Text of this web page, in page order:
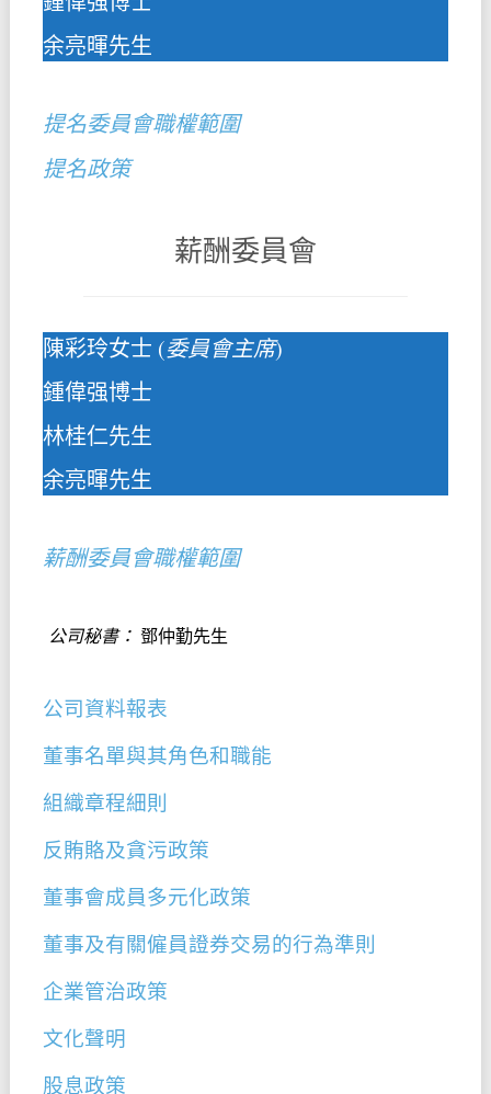
余亮暉先生
提名委員會職權範圍
提名政策
薪酬委員會
陳彩玲女士 (委員會主席)
鍾偉强博士
林桂仁先生
余亮暉先生
薪酬委員會職權範圍
公司秘書： 鄧仲勤先生
公司資料報表
董事名單與其角色和職能
組織章程細則
反賄賂及貪污政策
董事會成員多元化政策
董事及有關僱員證券交易的行為準則
企業管治政策
文化聲明
股息政策